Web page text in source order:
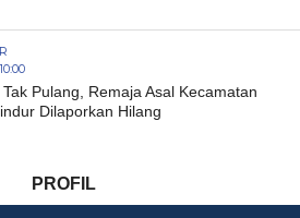
Pulang, Remaja Asal Kecamatan
Dilaporkan Hilang
PROFIL